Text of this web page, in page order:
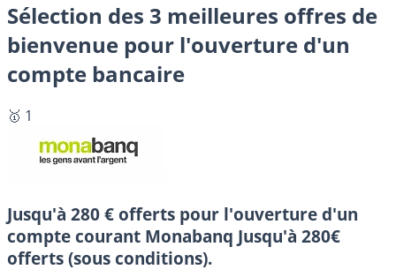
Sélection des 3 meilleures offres de
bienvenue pour l'ouverture d'un
compte bancaire
🥇 1
Jusqu'à 280 € offerts pour l'ouverture d'un
compte courant Monabanq Jusqu'à 280€
offerts (sous conditions).